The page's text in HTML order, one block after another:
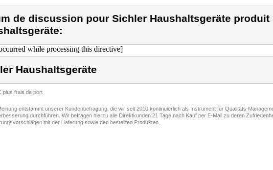
de discussion pour Sichler Haushaltsgeräte produit
while processing this directive]
Haushaltsgeräte
plus frais de port
entstammt unserer Kundenbefragung, die wir seit 2010 kontinuierlich als Instrument für Qualitäts-
durchführen. Wir befragen hierzu alle Direktkunden 21 Tage nach Kauf per E-Mail zu deren
mit der Lieferung sowie den bestellten Produkten.